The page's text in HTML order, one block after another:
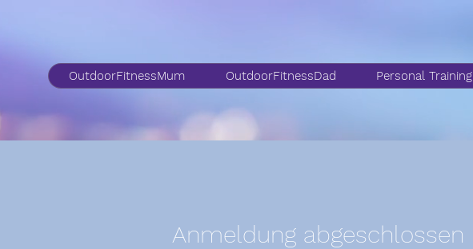
OutdoorFitnessMum OutdoorFitnessDad Personal Training
Anmeldung abgeschlossen